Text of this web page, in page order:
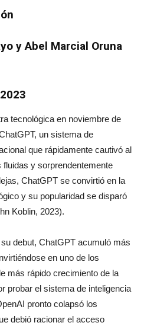
y Abel Marcial Oruna
tecnológica en noviembre de
un sistema de
que rápidamente cautivó al
y sorprendentemente
ChatGPT se convirtió en la
y su popularidad se disparó
Koblin, 2023).
debut, ChatGPT acumuló más
en uno de los
más rápido crecimiento de la
probar el sistema de inteligencia
pronto colapsó los
debió racionar el acceso